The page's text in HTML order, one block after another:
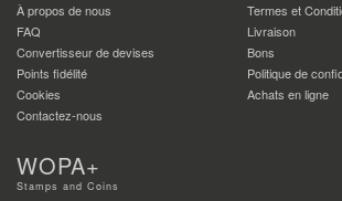
À propos de nous
Termes et
FAQ
Livraison
Convertisseur de devises
Bons
Points fidélité
Politique de
Cookies
Achats en ligne
Contactez-nous
WOPA+
Stamps and Coins